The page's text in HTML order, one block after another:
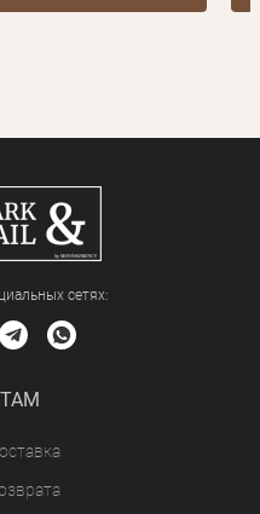
сетяx: